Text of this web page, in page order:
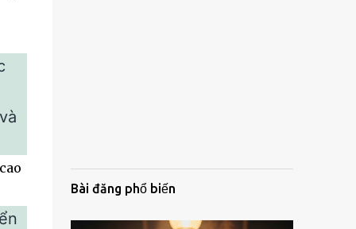
Bài đăng phổ biến